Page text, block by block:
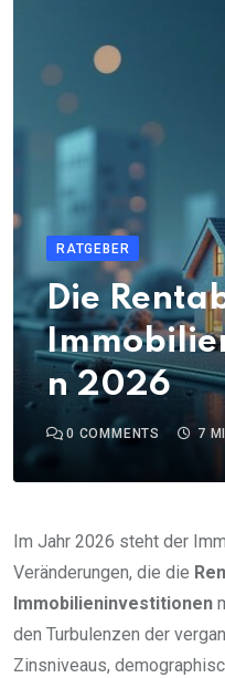
RATGEBER
Die
n 2026
0 COMMENTS 7
Im Jahr 2026 steht der
Veränderungen, die die
Immobilieninvestitionen
den Turbulenzen der
Zinsniveaus,